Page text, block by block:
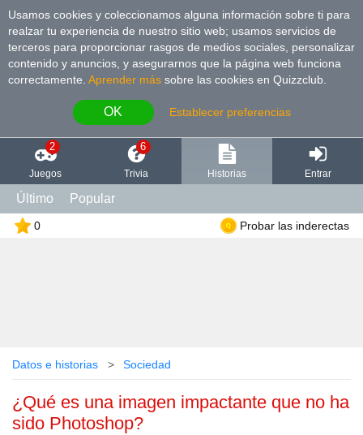
Usamos cookies y coleccionamos alguna información sobre ti para
realzar tu experiencia de nuestro sitio web; usamos servicios de
terceros para proporcionar rasgos de medios sociales, personalizar
contenido y anuncios, y asegurarnos que la página web funciona
correctamente. Aprender más sobre las cookies en Quizzclub.
OK Establecer preferencias
2
Juegos
6
Trivia Historias Entrar
Último Popular
0 Probar las inderectas
Datos e historias Sociedad
¿Qué es una imagen impactante que no ha
sido Photoshop?